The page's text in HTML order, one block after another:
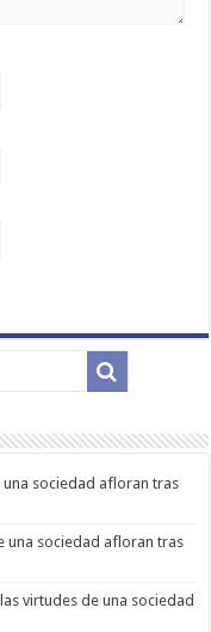
una sociedad afloran tras
una sociedad afloran tras
virtudes de una sociedad